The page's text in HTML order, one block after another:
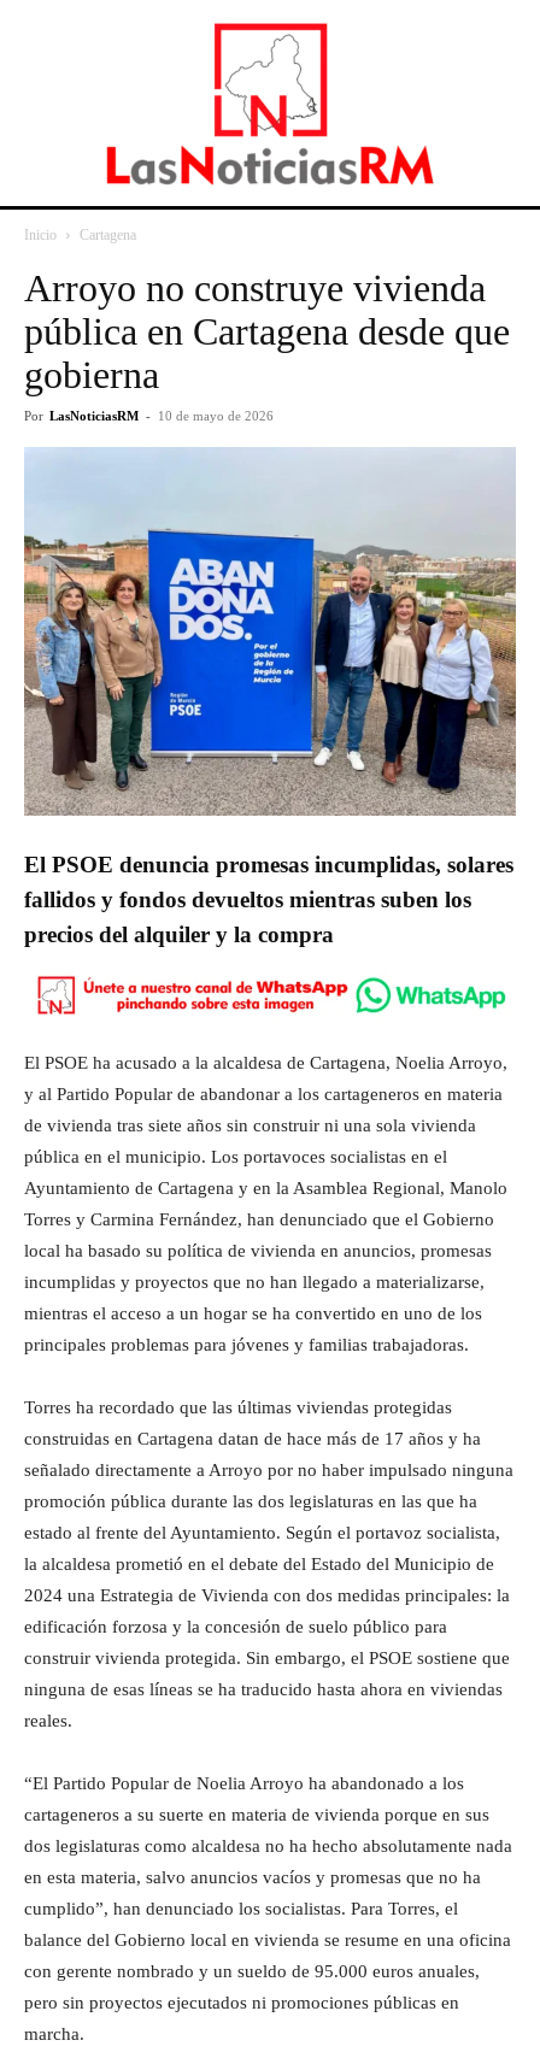
Inicio Cartagena
Arroyo no construye vivienda
pública en Cartagena desde que
gobierna
Por LasNoticiasRM - 10 de mayo de 2026
El PSOE denuncia promesas incumplidas, solares
fallidos y fondos devueltos mientras suben los
precios del alquiler y la compra
El PSOE ha acusado a la alcaldesa de Cartagena, Noelia Arroyo,
y al Partido Popular de abandonar a los cartageneros en materia
de vivienda tras siete años sin construir ni una sola vivienda
pública en el municipio. Los portavoces socialistas en el
Ayuntamiento de Cartagena y en la Asamblea Regional, Manolo
Torres y Carmina Fernández, han denunciado que el Gobierno
local ha basado su política de vivienda en anuncios, promesas
incumplidas y proyectos que no han llegado a materializarse,
mientras el acceso a un hogar se ha convertido en uno de los
principales problemas para jóvenes y familias trabajadoras.
Torres ha recordado que las últimas viviendas protegidas
construidas en Cartagena datan de hace más de 17 años y ha
señalado directamente a Arroyo por no haber impulsado ninguna
promoción pública durante las dos legislaturas en las que ha
estado al frente del Ayuntamiento. Según el portavoz socialista,
la alcaldesa prometió en el debate del Estado del Municipio de
2024 una Estrategia de Vivienda con dos medidas principales: la
edificación forzosa y la concesión de suelo público para
construir vivienda protegida. Sin embargo, el PSOE sostiene que
ninguna de esas líneas se ha traducido hasta ahora en viviendas
reales.
“El Partido Popular de Noelia Arroyo ha abandonado a los
cartageneros a su suerte en materia de vivienda porque en sus
dos legislaturas como alcaldesa no ha hecho absolutamente nada
en esta materia, salvo anuncios vacíos y promesas que no ha
cumplido”, han denunciado los socialistas. Para Torres, el
balance del Gobierno local en vivienda se resume en una oficina
con gerente nombrado y un sueldo de 95.000 euros anuales,
pero sin proyectos ejecutados ni promociones públicas en
marcha.